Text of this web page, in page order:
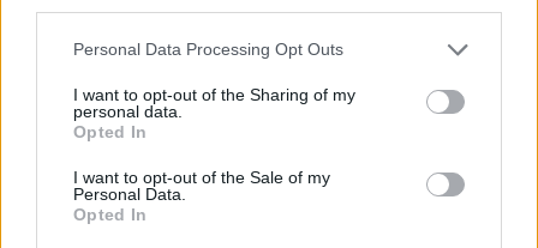
Personal Data Processing Opt Outs
I want to opt-out of the Sharing of my
personal data.
Opted In
I want to opt-out of the Sale of my
Personal Data.
Opted In
Noleggio Chiaro resta comunque disponibile anche nella formula
tradizionale, per chi desidera un pacchetto all-inclusive pensato per
aggiunta, il servizio di manutenzione ordinaria e straordinaria,
nonchè le coperture furto, incendio e riparazione danni). Con il
prodotti di punta nel portafoglio di Leasys. Il servizio si è già
dimostrato infatti una delle formule più richieste in Italia da clienti